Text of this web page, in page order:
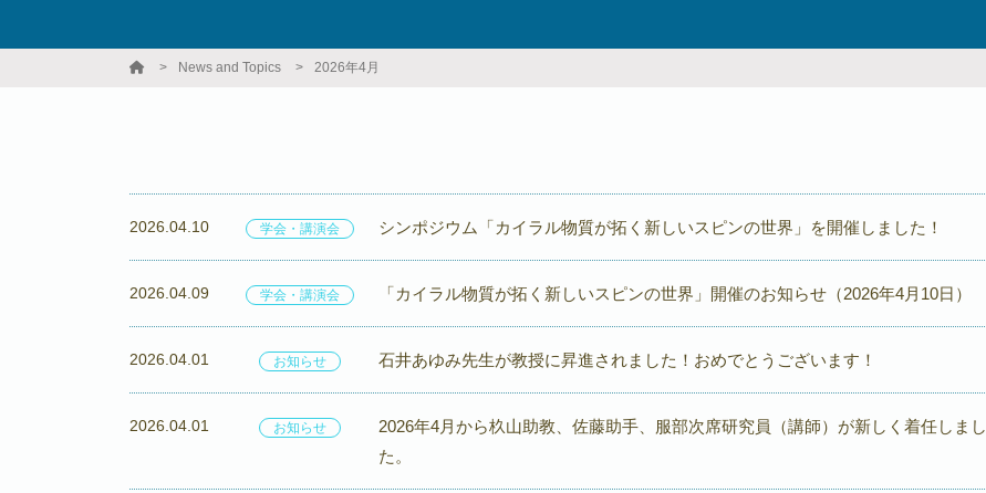
News and Topics 2026年4月
2026.04.10 学会・講演会 シンポジウム「カイラル物質が拓く新しいスピンの世界」を開催しました！
2026.04.09 学会・講演会 「カイラル物質が拓く新しいスピンの世界」開催のお知らせ（2026年4月10日）
2026.04.01 お知らせ 石井あゆみ先生が教授に昇進されました！おめでとうございます！
2026.04.01 お知らせ
2026年4月から杦山助教、佐藤助手、服部次席研究員（講師）が新しく着任しまし
た。